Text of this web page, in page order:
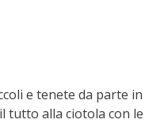
e tenete da
alla ciotola con